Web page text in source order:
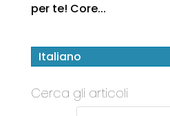
per te! Core...
Italiano
Cerca gli articoli